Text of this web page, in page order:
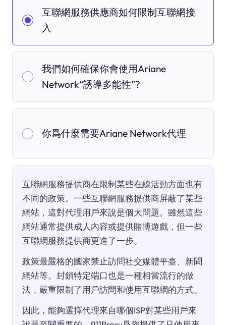
互聯網服務供應商如何限制互聯網接
入
我們如何確保你會使用Ariane
Network“誘導多能性”?
你爲什麼需要Ariane Network代理
互聯網服務提供商在限制某些在線活動方面也有
不同的政策。一些互聯網服務提供商屏蔽了某些
網站，這對代理用戶來說是個大問題。雖然這些
網站通常提供成人內容或提供賭博遊戲，但一些
互聯網服務提供商更進了一步。
政策最嚴格的國家禁止訪問社交媒體平臺、新聞
網站等。封鎖特定端口也是一種相當流行的做
法，嚴重限制了用戶訪問和使用互聯網的方式。
因此，能夠選擇代理來自哪個ISP對某些用戶來